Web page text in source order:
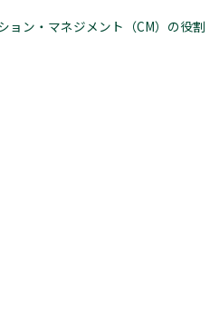
ョン・マネジメント（CM）の役割